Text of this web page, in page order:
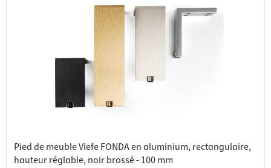
Pied de meuble Viefe FONDA en aluminium, rectangulaire,
hauteur réglable, noir brossé - 100 mm